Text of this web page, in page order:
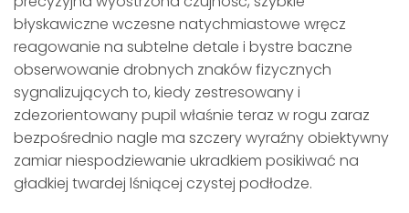
błyskawiczne wczesne natychmiastowe wręcz
reagowanie na subtelne detale i bystre baczne
obserwowanie drobnych znaków fizycznych
sygnalizujących to, kiedy zestresowany i
zdezorientowany pupil właśnie teraz w rogu zaraz
bezpośrednio nagle ma szczery wyraźny obiektywny
zamiar niespodziewanie ukradkiem posikiwać na
gładkiej twardej lśniącej czystej podłodze.